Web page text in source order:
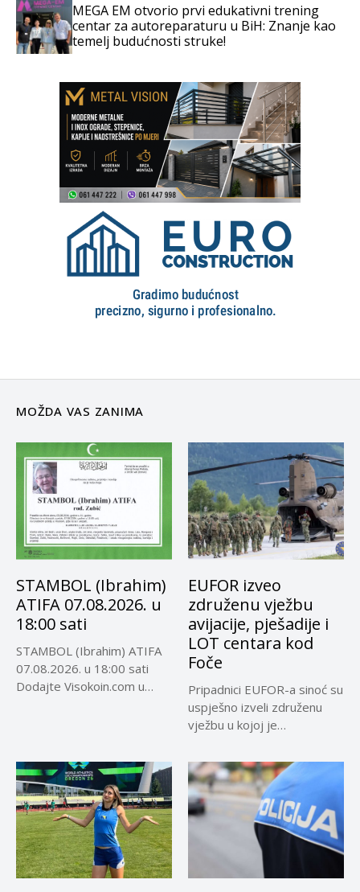
MEGA EM otvorio prvi edukativni trening
centar za autoreparaturu u BiH: Znanje kao
temelj budućnosti struke!
MOŽDA VAS ZANIMA
STAMBOL (Ibrahim)
ATIFA 07.08.2026. u
18:00 sati
STAMBOL (Ibrahim) ATIFA
07.08.2026. u 18:00 sati
Dodajte Visokoin.com u
EUFOR izveo
združenu vježbu
avijacije, pješadije i
LOT centara kod
Foče
Pripadnici EUFOR-a sinoć su
uspješno izveli združenu
vježbu u kojoj je